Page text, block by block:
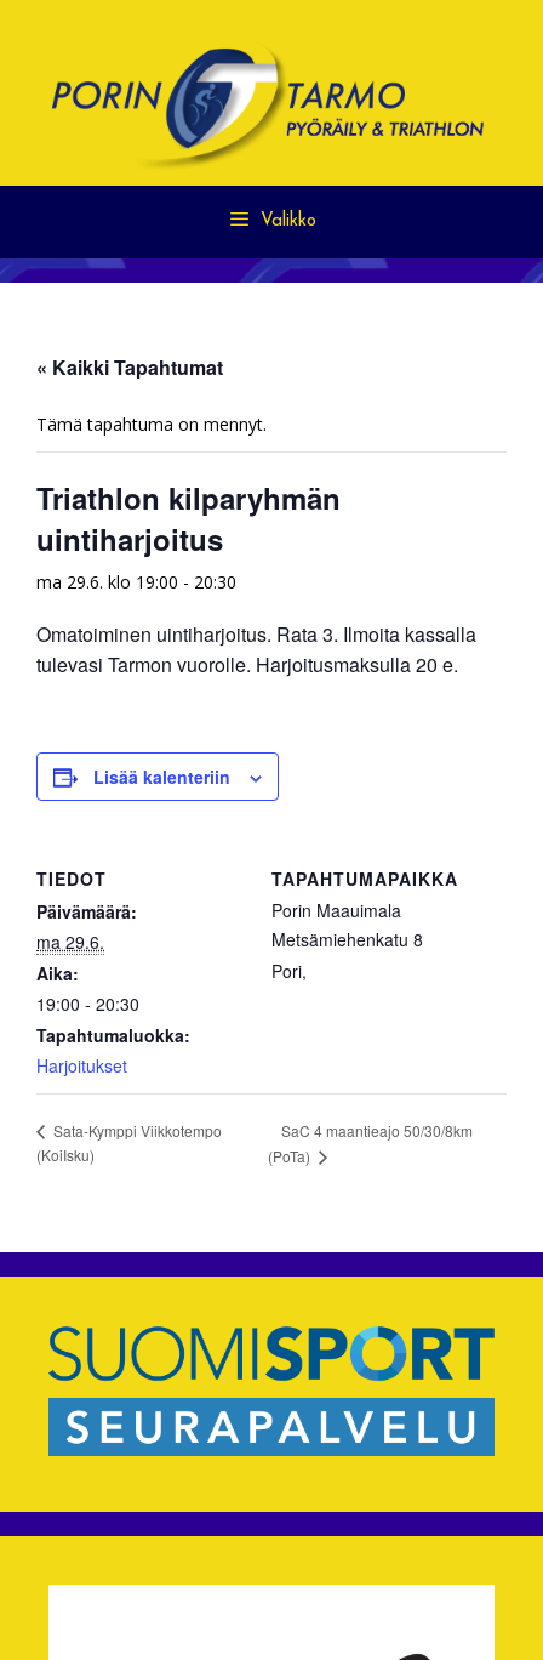
Valikko
« Kaikki Tapahtumat
Tämä tapahtuma on mennyt.
Triathlon kilparyhmän
uintiharjoitus
ma 29.6. klo 19:00 - 20:30
Omatoiminen uintiharjoitus. Rata 3. Ilmoita kassalla
tulevasi Tarmon vuorolle. Harjoitusmaksulla 20 e.
Lisää kalenteriin
TIEDOT
Päivämäärä:
ma 29.6.
Aika:
19:00 - 20:30
Tapahtumaluokka:
Harjoitukset
TAPAHTUMAPAIKKA
Porin Maauimala
Metsämiehenkatu 8
Pori,
Sata-Kymppi Viikkotempo
(KoiIsku)
SaC 4 maantieajo 50/30/8km
(PoTa)